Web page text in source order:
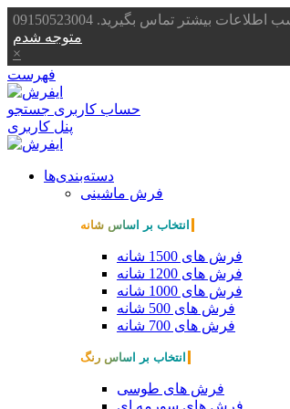
بیشتر تماس بگیرید. 09150523004
متوجه شدم
×
فهرست
حساب کاربری جستجو
پنل کاربری
دسته‌بندی‌ها
فرش ماشینی
انتخاب بر اساس شانه
فرش های 1500 شانه
فرش های 1200 شانه
فرش های 1000 شانه
فرش های 500 شانه
فرش های 700 شانه
انتخاب بر اساس رنگ
فرش های طوسی
فرش های سورمه ای